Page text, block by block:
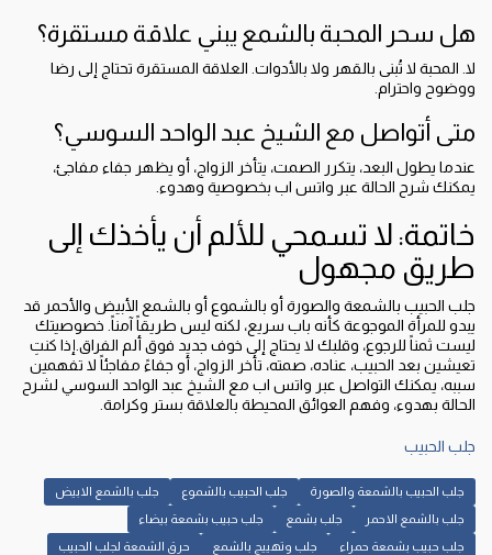
هل سحر المحبة بالشمع يبني علاقة مستقرة؟
لا. المحبة لا تُبنى بالقهر ولا بالأدوات. العلاقة المستقرة تحتاج إلى رضا
ووضوح واحترام.
متى أتواصل مع الشيخ عبد الواحد السوسي؟
عندما يطول البعد، يتكرر الصمت، يتأخر الزواج، أو يظهر جفاء مفاجئ،
يمكنك شرح الحالة عبر واتس اب بخصوصية وهدوء.
خاتمة: لا تسمحي للألم أن يأخذك إلى
طريق مجهول
جلب الحبيب بالشمعة والصورة أو بالشموع أو بالشمع الأبيض والأحمر قد
يبدو للمرأة الموجوعة كأنه باب سريع، لكنه ليس طريقاً آمناً. خصوصيتك
ليست ثمناً للرجوع، وقلبك لا يحتاج إلى خوف جديد فوق ألم الفراق.إذا كنتِ
تعيشين بعد الحبيب، عناده، صمته، تأخر الزواج، أو جفاءً مفاجئاً لا تفهمين
سببه، يمكنك التواصل عبر واتس اب مع الشيخ عبد الواحد السوسي لشرح
الحالة بهدوء، وفهم العوائق المحيطة بالعلاقة بستر وكرامة.
جلب الحبيب
جلب الحبيب بالشمعة والصورة جلب الحبيب بالشموع جلب بالشمع الابيض
جلب بالشمع الاحمر جلب بشمع جلب حبيب بشمعة بيضاء
جلب حبيب بشمعة حمراء جلب وتهييج بالشمع حرق الشمعة لجلب الحبيب